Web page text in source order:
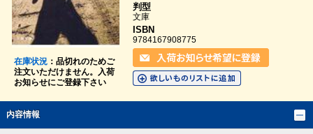
在庫状況：品切れのためご
注文いただけません。入荷
お知らせにご登録下さい
判型
文庫
ISBN
9784167908775
内容情報